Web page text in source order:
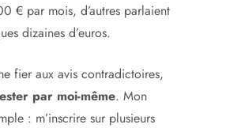
€ par mois, d’autres parlaient
dizaines d’euros.
fier aux avis contradictoires,
par moi-même. Mon
: m’inscrire sur plusieurs